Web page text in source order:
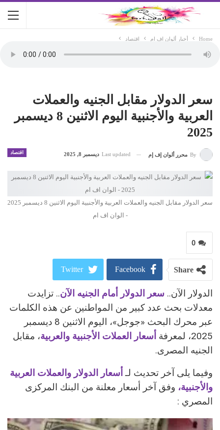
Home أخبار ألوان اف ام اقتصاد
سعر الدولار مقابل الجنيه والعملات
العربية والأجنبية اليوم الاثنين 8 ديسمبر
2025
اقتصاد By محرر ألوان إف إم Last updated ديسمبر 8, 2025
سعر الدولار مقابل الجنيه والعملات العربية والأجنبية اليوم الاثنين 8 ديسمبر 2025
- الوان اف ام
0
Share
Facebook
Twitter
Google+
ReddIt
WhatsApp
Pinterest
البريد الالكتروني
الدولار الآن.. سعر الدولار أمام الجنيه الآن.. تزايدت
معدلات بحث عدد كبير من المواطنين عن هذه الكلمات
عبر محرك البحث «جوجل»، اليوم الاثنين 8 ديسمبر
2025، لمعرفة
أسعار العملات الأجنبية والعربية، مقابل
الجنيه المصرى.
وفيما يلى آخر تحديث لـ أسعار الدولار والعملات العربية
والأجنبية، وفق آخر أسعار معلنة من البنك المركزى
المصري :